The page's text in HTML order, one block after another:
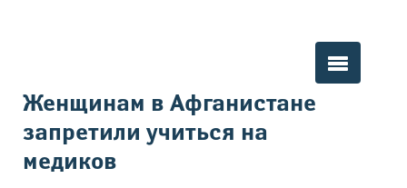
Вы здесь
Женщинам в Афганистане
запретили учиться на
медиков